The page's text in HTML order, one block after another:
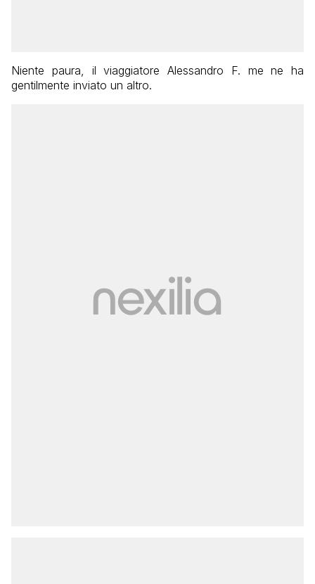
Niente paura, il viaggiatore Alessandro F. me ne ha
gentilmente inviato un altro.